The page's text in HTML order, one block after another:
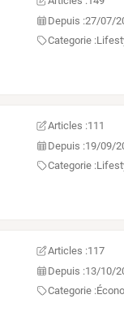
Depuis :27/07/
Categorie :
Articles :111
Depuis :19/09/
Categorie :
Articles :117
Depuis :13/10/
Categorie :